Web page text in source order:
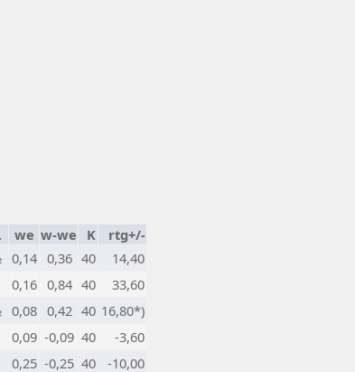
we w-we K
rtg+/-
0,14 0,36 40
14,40
0,16 0,84 40
33,60
0,08 0,42 40 16,80*)
0,09 -0,09 40
-3,60
0,25 -0,25 40 -10,00